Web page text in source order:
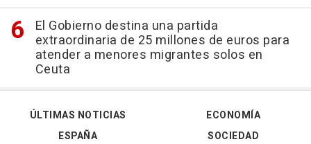
El Gobierno destina una partida
extraordinaria de 25 millones de euros para
atender a menores migrantes solos en
Ceuta
ÚLTIMAS NOTICIAS
ESPAÑA
ECONOMÍA
SOCIEDAD